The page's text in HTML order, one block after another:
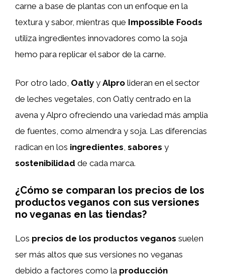
carne a base de plantas con un enfoque en la
textura y sabor, mientras que Impossible Foods
utiliza ingredientes innovadores como la soja
hemo para replicar el sabor de la carne.
Por otro lado, Oatly y Alpro lideran en el sector
de leches vegetales, con Oatly centrado en la
avena y Alpro ofreciendo una variedad más amplia
de fuentes, como almendra y soja. Las diferencias
radican en los ingredientes, sabores y
sostenibilidad de cada marca.
¿Cómo se comparan los precios de los
productos veganos con sus versiones
no veganas en las tiendas?
Los precios de los productos veganos suelen
ser más altos que sus versiones no veganas
debido a factores como la producción